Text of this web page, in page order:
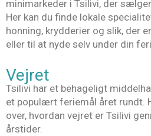
minimarkeder i Tsilivi, der
Her kan du finde lokale
honning, krydderier og slik, der
eller til at nyde selv under din
Vejret
Tsilivi har et behageligt
et populært feriemål året rundt.
over, hvordan vejret er Tsilivi
årstider.